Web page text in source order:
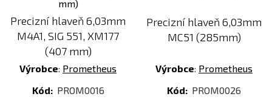
247Kč 1364 Kč
Precizní hlaveň 6,03mm
M4A1, SIG 551, XM177
(407 mm)
Výrobce: Prometheus
Kód: PROM0016
Precizní hlaveň 6,03mm
MC51 (285mm)
Výrobce: Prometheus
Kód: PROM0026